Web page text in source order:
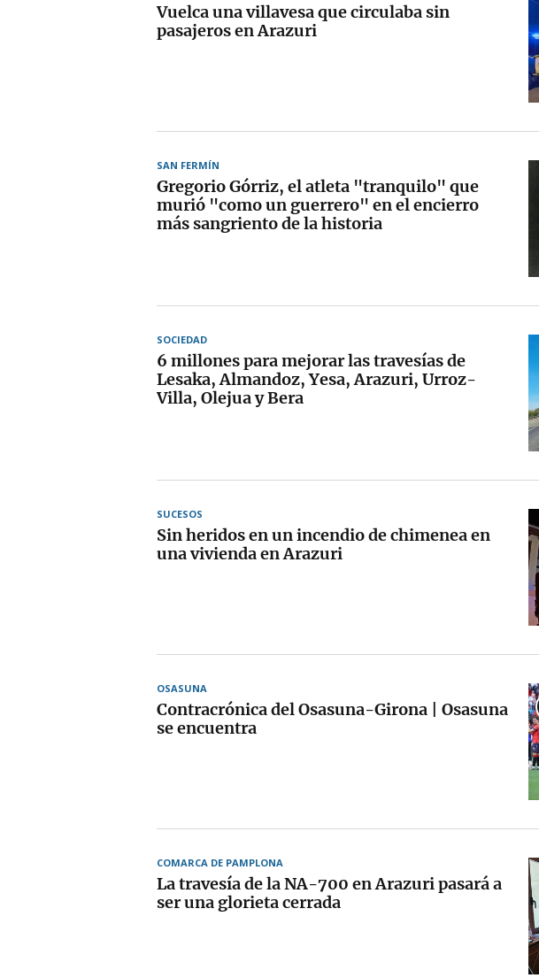
Vuelca una villavesa que circulaba sin
pasajeros en Arazuri
SAN FERMÍN
Gregorio Górriz, el atleta "tranquilo" que
murió "como un guerrero" en el encierro
más sangriento de la historia
SOCIEDAD
6 millones para mejorar las travesías de
Lesaka, Almandoz, Yesa, Arazuri, Urroz-
Villa, Olejua y Bera
SUCESOS
Sin heridos en un incendio de chimenea en
una vivienda en Arazuri
OSASUNA
Contracrónica del Osasuna-Girona | Osasuna
se encuentra
COMARCA DE PAMPLONA
La travesía de la NA-700 en Arazuri pasará a
ser una glorieta cerrada